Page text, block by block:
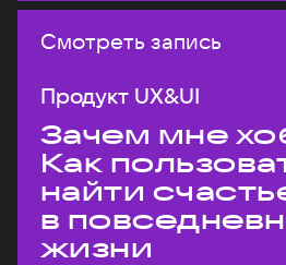
Смотреть запись
Продукт UX&UI
Зачем мне
Как
найти
в
жизни